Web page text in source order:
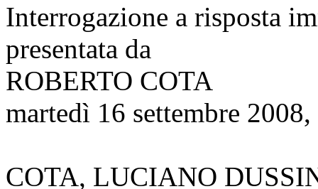
Interrogazione a risposta
presentata da
ROBERTO COTA
martedì 16 settembre
COTA, LUCIANO